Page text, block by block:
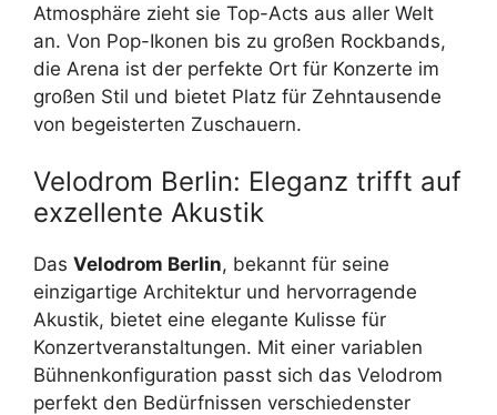
Atmosphäre zieht sie Top-Acts aus aller Welt
an. Von Pop-Ikonen bis zu großen Rockbands,
die Arena ist der perfekte Ort für Konzerte im
großen Stil und bietet Platz für Zehntausende
von begeisterten Zuschauern.
Velodrom Berlin: Eleganz trifft auf
exzellente Akustik
Das Velodrom Berlin, bekannt für seine
einzigartige Architektur und hervorragende
Akustik, bietet eine elegante Kulisse für
Konzertveranstaltungen. Mit einer variablen
Bühnenkonfiguration passt sich das Velodrom
perfekt den Bedürfnissen verschiedenster